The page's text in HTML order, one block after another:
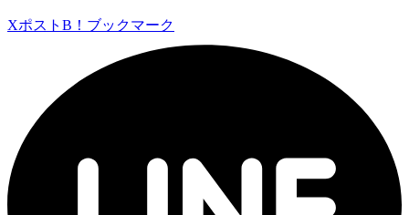
Xポスト B！ブックマーク